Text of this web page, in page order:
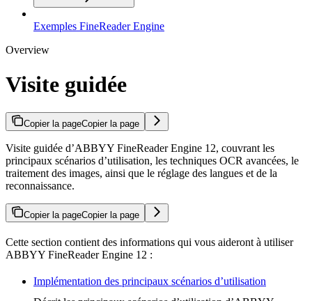
Exemples FineReader Engine
Overview
Visite guidée
Copier la pageCopier la page
Visite guidée d’ABBYY FineReader Engine 12, couvrant les
principaux scénarios d’utilisation, les techniques OCR avancées, le
traitement des images, ainsi que le réglage des langues et de la
reconnaissance.
Copier la pageCopier la page
Cette section contient des informations qui vous aideront à utiliser
ABBYY FineReader Engine 12 :
Implémentation des principaux scénarios d’utilisation